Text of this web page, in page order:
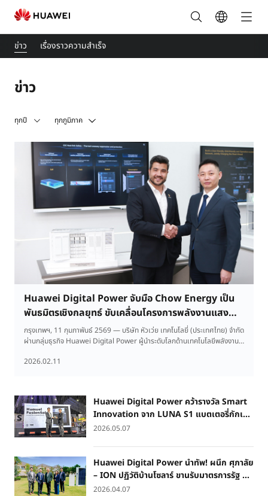
ข่าวสาร
-
FusionSolar
ประเทศไทย
ข่าว เรื่องราวความสำเร็จ
ข่าว
ทุกปี ทุกภูมิภาค
Huawei Digital Power จับมือ Chow Energy เป็น
พันธมิตรเชิงกลยุทธ์ ขับเคลื่อนโครงการพลังงานแสง
อาทิตย์กว่า 100 MW ภายในปี 2569
กรุงเทพฯ, 11 กุมภาพันธ์ 2569 — บริษัท หัวเว่ย เทคโนโลยี่ (ประเทศไทย) จำกัด
ผ่านกลุ่มธุรกิจ Huawei Digital Power ผู้นำระดับโลกด้านเทคโนโลยีพลังงาน
การยอมรับในอุตสาหกรรมพลังงานหมุนเวียน ผ่านการลงนามบันทึกความเข้าใจ
2026.02.11
Huawei Digital Power คว้ารางวัล Smart
Innovation จาก LUNA S1 แบตเตอรี่กักเก็บ
พลังงานอัจฉริยะ บนเวที ASA Platform
2026.05.07
Huawei Digital Power นำทัพ! ผนึก ศุภาลัย
– ION ปฏิวัติบ้านโซลาร์ ขานรับมาตรการรัฐ ลด
หย่อนภาษีสูงสุด 2 แสน เปิด Solar Package
2026.04.07